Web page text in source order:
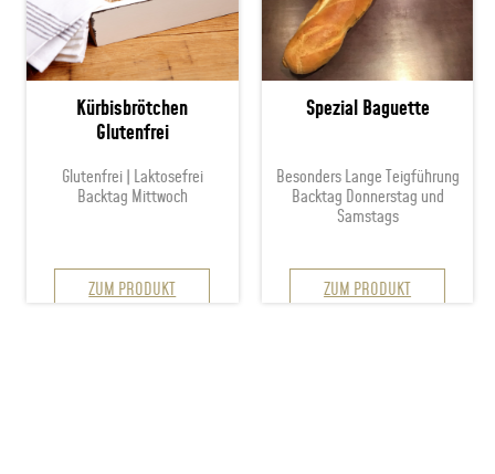
Kürbisbrötchen
Glutenfrei
Glutenfrei | Laktosefrei
Backtag Mittwoch
ZUM PRODUKT
Spezial Baguette
Besonders Lange Teigführung
Backtag Donnerstag und
Samstags
ZUM PRODUKT